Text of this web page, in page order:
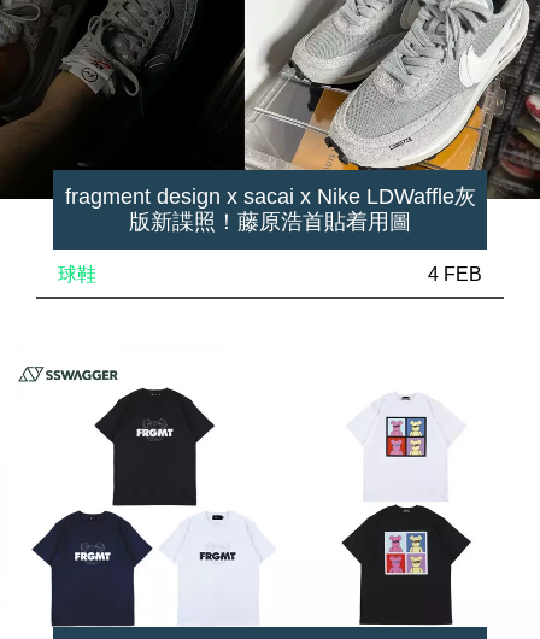
fragment design x sacai x Nike LDWaffle灰
版新諜照！藤原浩首貼着用圖
球鞋 4 FEB